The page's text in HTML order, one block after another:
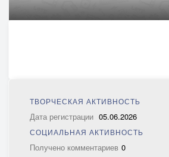
ТВОРЧЕСКАЯ АКТИВНОСТЬ
Дата регистрации 05.06.2026
СОЦИАЛЬНАЯ АКТИВНОСТЬ
Получено комментариев 0